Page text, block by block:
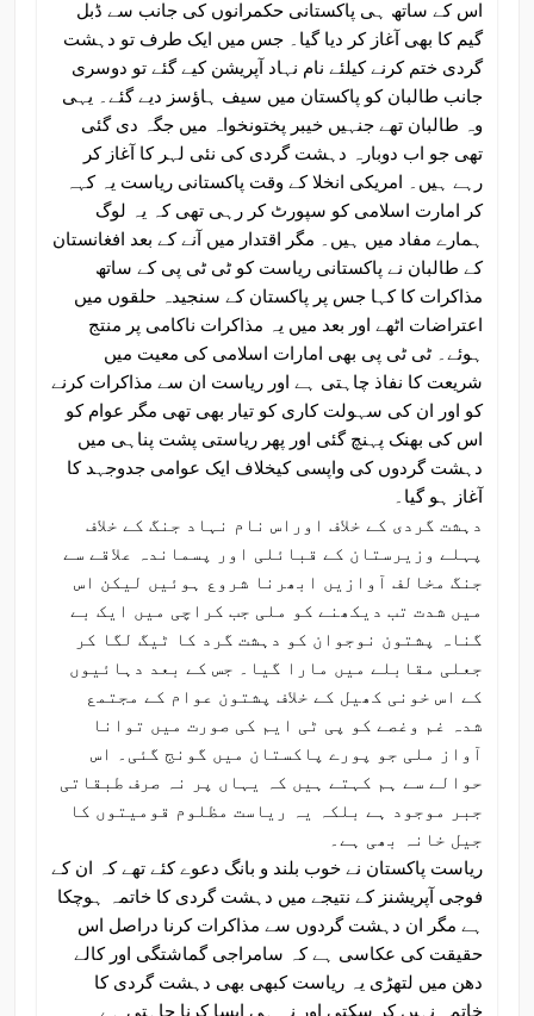
اس کے ساتھ ہی پاکستانی حکمرانوں کی جانب سے ڈبل
گیم کا بھی آغاز کر دیا گیا۔ جس میں ایک طرف تو دہشت
گردی ختم کرنے کیلئے نام نہاد آپریشن کیے گئے تو دوسری
جانب طالبان کو پاکستان میں سیف ہاؤسز دیے گئے۔ یہی
وہ طالبان تھے جنہیں خیبر پختونخواہ میں جگہ دی گئی
تھی جو اب دوبارہ دہشت گردی کی نئی لہر کا آغاز کر
رہے ہیں۔ امریکی انخلا کے وقت پاکستانی ریاست یہ کہہ
کر امارت اسلامی کو سپورٹ کر رہی تھی کہ یہ لوگ
ہمارے مفاد میں ہیں۔ مگر اقتدار میں آنے کے بعد افغانستان
کے طالبان نے پاکستانی ریاست کو ٹی ٹی پی کے ساتھ
مذاکرات کا کہا جس پر پاکستان کے سنجیدہ حلقوں میں
اعتراضات اٹھے اور بعد میں یہ مذاکرات ناکامی پر منتج
ہوئے۔ ٹی ٹی پی بھی امارات اسلامی کی معیت میں
شریعت کا نفاذ چاہتی ہے اور ریاست ان سے مذاکرات کرنے
کو اور ان کی سہولت کاری کو تیار بھی تھی مگر عوام کو
اس کی بھنک پہنچ گئی اور پھر ریاستی پشت پناہی میں
دہشت گردوں کی واپسی کیخلاف ایک عوامی جدوجہد کا
آغاز ہو گیا۔
دہشت گردی کے خلاف اوراس نام نہاد جنگ کے خلاف
پہلے وزیرستان کے قبائلی اور پسماندہ علاقے سے
جنگ مخالف آوازیں ابھرنا شروع ہوئیں لیکن اس
میں شدت تب دیکھنے کو ملی جب کراچی میں ایک بے
گناہ پشتون نوجوان کو دہشت گرد کا ٹیگ لگا کر
جعلی مقابلے میں مارا گیا۔ جس کے بعد دہائیوں
کے اس خونی کھیل کے خلاف پشتون عوام کے مجتمع
شدہ غم وغصے کو پی ٹی ایم کی صورت میں توانا
آواز ملی جو پورے پاکستان میں گونج گئی۔ اس
حوالے سے ہم کہتے ہیں کہ یہاں پر نہ صرف طبقاتی
جبر موجود ہے بلکہ یہ ریاست مظلوم قومیتوں کا
جیل خانہ بھی ہے۔
ریاست پاکستان نے خوب بلند و بانگ دعوے کئے تھے کہ ان کے
فوجی آپریشنز کے نتیجے میں دہشت گردی کا خاتمہ ہوچکا
ہے مگر ان دہشت گردوں سے مذاکرات کرنا دراصل اس
حقیقت کی عکاسی ہے کہ سامراجی گماشتگی اور کالے
دھن میں لتھڑی یہ ریاست کبھی بھی دہشت گردی کا
خاتمہ نہیں کر سکتی اور نہ ہی ایسا کرنا چاہتی ہے۔